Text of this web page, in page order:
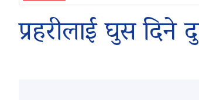
प्रहरीलाई घुस